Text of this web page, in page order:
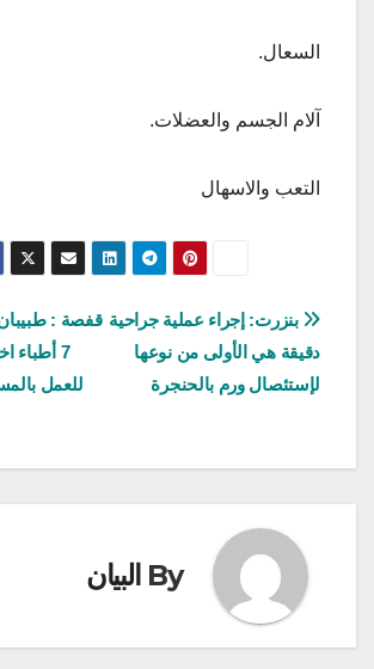
السعال.
آلام الجسم والعضلات.
التعب والاسهال
تصفّح
المقالات
قفصة :
7
للعمل
بنزرت: إجراء عملية جراحية
دقيقة هي الأولى من نوعها
لإستئصال ورم بالحنجرة
By البيان